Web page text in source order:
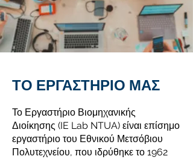
ΤΟ ΕΡΓΑΣΤΗΡΙΟ ΜΑΣ
Το Εργαστήριο Βιομηχανικής
Διοίκησης (IE Lab NTUA) είναι επίσημο
εργαστήριο του Εθνικού Μετσόβιου
Πολυτεχνείου, που ιδρύθηκε το 1962